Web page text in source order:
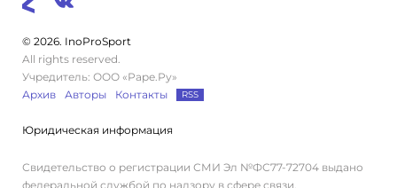
© 2026. InoProSport
All rights reserved.
Учредитель: ООО «Раре.Ру»
Архив
Авторы Контакты RSS
Юридическая информация
Свидетельство о регистрации СМИ Эл №ФС77-72704 выдано
федеральной службой по надзору в сфере связи,